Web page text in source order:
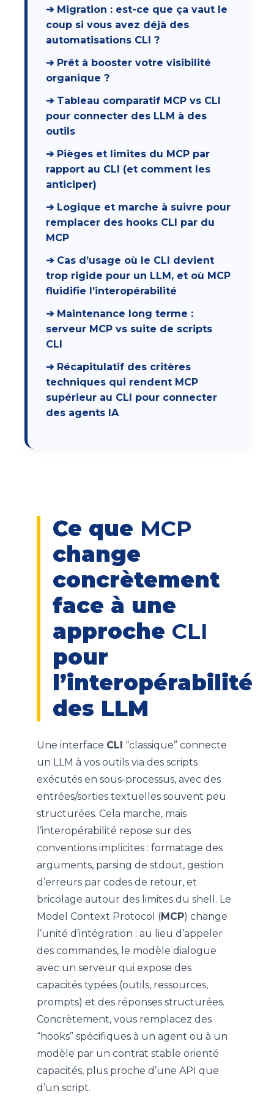
➔ Migration : est-ce que ça vaut le
coup si vous avez déjà des
automatisations CLI ?
➔ Prêt à booster votre visibilité
organique ?
➔ Tableau comparatif MCP vs CLI
pour connecter des LLM à des
outils
➔ Pièges et limites du MCP par
rapport au CLI (et comment les
anticiper)
➔ Logique et marche à suivre pour
remplacer des hooks CLI par du
MCP
➔ Cas d’usage où le CLI devient
trop rigide pour un LLM, et où MCP
fluidifie l’interopérabilité
➔ Maintenance long terme :
serveur MCP vs suite de scripts
CLI
➔ Récapitulatif des critères
techniques qui rendent MCP
supérieur au CLI pour connecter
des agents IA
Ce que MCP
change
concrètement
face à une
approche CLI
pour
l’interopérabilité
des LLM
Une interface CLI “classique” connecte
un LLM à vos outils via des scripts
exécutés en sous-processus, avec des
entrées/sorties textuelles souvent peu
structurées. Cela marche, mais
l’interopérabilité repose sur des
conventions implicites : formatage des
arguments, parsing de stdout, gestion
d’erreurs par codes de retour, et
bricolage autour des limites du shell. Le
Model Context Protocol (MCP) change
l’unité d’intégration : au lieu d’appeler
des commandes, le modèle dialogue
avec un serveur qui expose des
capacités typées (outils, ressources,
prompts) et des réponses structurées.
Concrètement, vous remplacez des
“hooks” spécifiques à un agent ou à un
modèle par un contrat stable orienté
capacités, plus proche d’une API que
d’un script.